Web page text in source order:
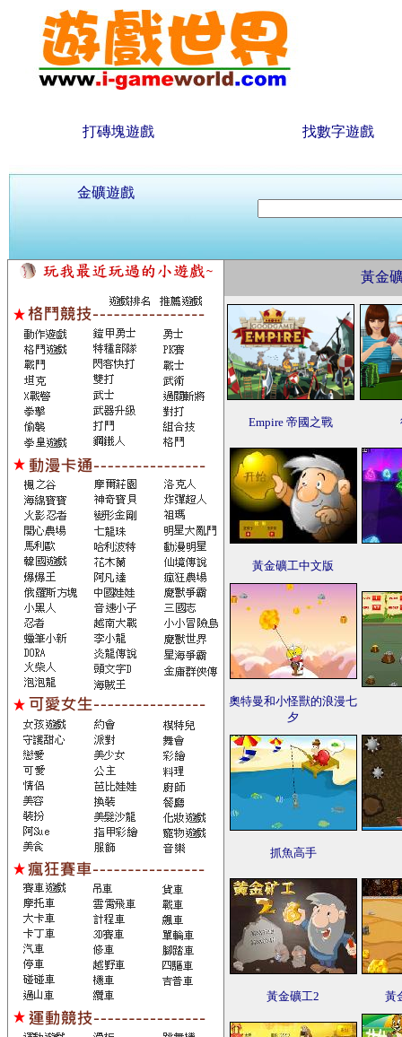
打磚塊遊戲 找數字遊戲
金礦遊戲
黃金
Empire 帝國之戰
黃金礦工中文版
奧特曼和小怪獸的浪漫七
夕
抓魚高手
黃金礦工2 黃